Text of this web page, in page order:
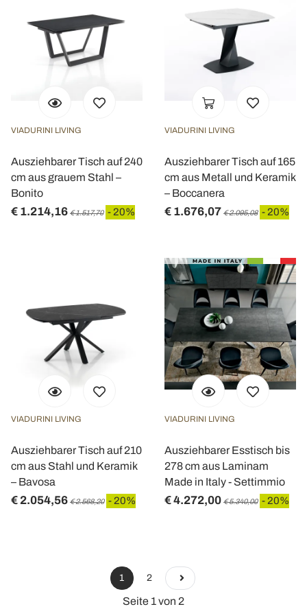
VIADURINI LIVING
Ausziehbarer Tisch auf 240
cm aus grauem Stahl –
Bonito
€ 1.214,16 € 1.517,70 - 20%
VIADURINI LIVING
Ausziehbarer Tisch auf 165
cm aus Metall und Keramik
– Boccanera
€ 1.676,07 € 2.095,08 - 20%
VIADURINI LIVING
Ausziehbarer Tisch auf 210
cm aus Stahl und Keramik
– Bavosa
€ 2.054,56 € 2.568,20 - 20%
VIADURINI LIVING
Ausziehbarer Esstisch bis
278 cm aus Laminam
Made in Italy - Settimmio
€ 4.272,00 € 5.340,00 - 20%
1 2
Seite 1 von 2